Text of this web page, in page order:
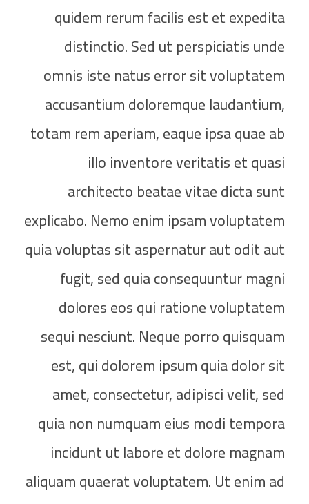
quidem rerum facilis est et expedita
distinctio. Sed ut perspiciatis unde
omnis iste natus error sit voluptatem
accusantium doloremque laudantium,
totam rem aperiam, eaque ipsa quae ab
illo inventore veritatis et quasi
architecto beatae vitae dicta sunt
explicabo. Nemo enim ipsam voluptatem
quia voluptas sit aspernatur aut odit aut
fugit, sed quia consequuntur magni
dolores eos qui ratione voluptatem
sequi nesciunt. Neque porro quisquam
est, qui dolorem ipsum quia dolor sit
amet, consectetur, adipisci velit, sed
quia non numquam eius modi tempora
incidunt ut labore et dolore magnam
aliquam quaerat voluptatem. Ut enim ad